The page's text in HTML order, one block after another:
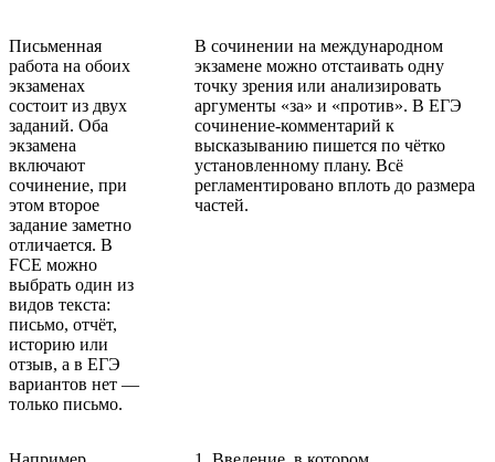
Письменная
работа на обоих
экзаменах
состоит из двух
заданий. Оба
экзамена
включают
сочинение, при
этом второе
задание заметно
отличается. В
FCE можно
выбрать один из
видов текста:
письмо, отчёт,
историю или
отзыв, а в ЕГЭ
вариантов нет —
только письмо.
В сочинении на международном
экзамене можно отстаивать одну
точку зрения или анализировать
аргументы «за» и «против». В ЕГЭ
сочинение-комментарий к
высказыванию пишется по чётко
установленному плану. Всё
регламентировано вплоть до размера
частей.